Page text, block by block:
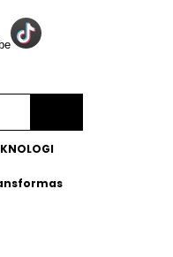
Posyandu Era Baru